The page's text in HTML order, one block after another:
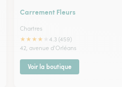
Carrement Fleurs
Chartres
★★★★
4.3 (459)
42, avenue d'Orléans
Voir la boutique